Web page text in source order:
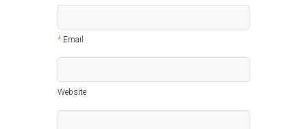
Email
Website